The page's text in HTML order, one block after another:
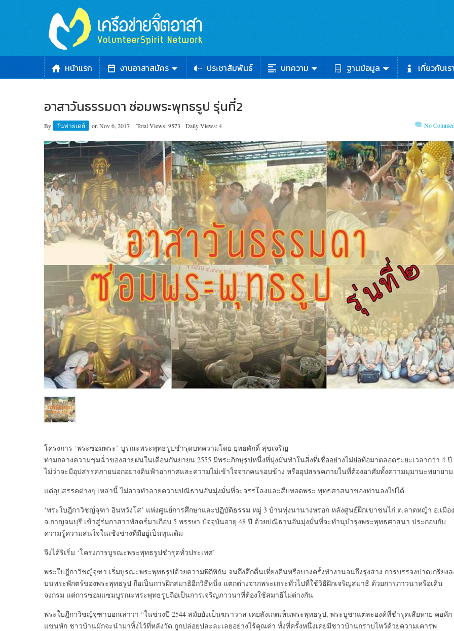
หน้าแรก งานอาสาสมัคร ประชาสัมพันธ์ บทความ ฐานข้อมูล เกี่ยวกับเรา
อาสาวันธรรมดา ซ่อมพระพุทธรูป รุ่นที่2
By วันฟายเดย์ on Nov 6, 2017 Total Views: 9573 Daily Views: 4 No
โครงการ ‘พระซ่อมพระ’ บูรณะพระพุทธรูปชำรุดบทความโดย ยุทธศักดิ์ สุขเจริญ
ท่ามกลางความชุ่มฉ่ำของสายฝนในเดือนกันยายน 2555 มีพระภิกษุรูปหนึ่งที่มุ่งมั่นทำในสิ่งที่เชื่ออย่างไม่ย่อท้อมาตลอดระยะเวลากว่า 4 ปี
ไม่ว่าจะมีอุปสรรคภายนอกอย่างดินฟ้าอากาศและความไม่เข้าใจจากคนรอบข้าง หรืออุปสรรคภายในที่ต้องอาศัยทั้งความมุมานะพยายาม
แต่อุปสรรคต่างๆ เหล่านี้ ไม่อาจทำลายความปณิธานอันมุ่งมั่นที่จะจรรโลงและสืบทอดพระ พุทธศาสนาของท่านลงไปได้
‘พระใบฎีกาวิชญ์จุฑา อินทวังโส’ แห่งศูนย์การศึกษาและปฏิบัติธรรม หมู่ 3 บ้านทุ่งนานางหรอก หลังศูนย์ฝึกเขาชนไก่ ต.ลาดหญ้า อ.เมือง
จ.กาญจนบุรี เข้าสู่ร่มกาสาวพัสตร์มาเกือบ 5 พรรษา ปัจจุบันอายุ 48 ปี ด้วยปณิธานอันมุ่งมั่นที่จะทำนุบำรุงพระพุทธศาสนา ประกอบกับ
ความรู้ความสนใจในเชิงช่างที่มีอยู่เป็นทุนเดิม
จึงได้ริเริ่ม ‘โครงการบูรณะพระพุทธรูปชำรุดทั่วประเทศ’
พระใบฎีกาวิชญ์จุฑา เริ่มบูรณะพระพุทธรูปด้วยความพิถีพิถัน จนถึงดึกดื่นเที่ยงคืนหรือบางครั้งทำงานจนถึงรุ่งสาง การบรรจงปาดเกรียงล
บนพระพักตร์ของพระพุทธรูป ถือเป็นการฝึกสมาธิอีกวิธีหนึ่ง แตกต่างจากพระเถระทั่วไปที่ใช้วิธีฝึกเจริญสมาธิ ด้วยการภาวนาหรือเดิน
จงกรม แต่การซ่อมแซมบูรณะพระพุทธรูปถือเป็นการเจริญภาวนาที่ต้องใช้สมาธิไม่ต่างกัน
พระใบฎีกาวิชญ์จุฑาบอกเล่าว่า “ในช่วงปี 2544 สมัยยังเป็นฆราวาส เคยสังเกตเห็นพระพุทธรูป, พระบูชาแต่ละองค์ที่ชำรุดเสียหาย คอหัก
แขนหัก ชาวบ้านมักจะนำมาทิ้งไว้ที่หลังวัด ถูกปล่อยปละละเลยอย่างไร้คุณค่า ทั้งที่ครั้งหนึ่งเคยมีชาวบ้านกราบไหว้ด้วยความเคารพ